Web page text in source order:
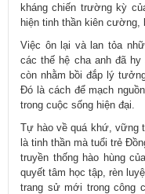
kháng chiến trường kỳ
hiện tinh thần kiên cường,
Việc ôn lại và lan tỏa
các thế hệ cha anh đã
còn nhằm bồi đắp lý
Đó là cách để mạch
trong cuộc sống hiện đại.
Tự hào về quá khứ, vững
là tinh thần mà tuổi trẻ
truyền thống hào hùng
quyết tâm học tập, rèn
trang sử mới trong công